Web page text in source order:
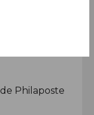
Philaposte